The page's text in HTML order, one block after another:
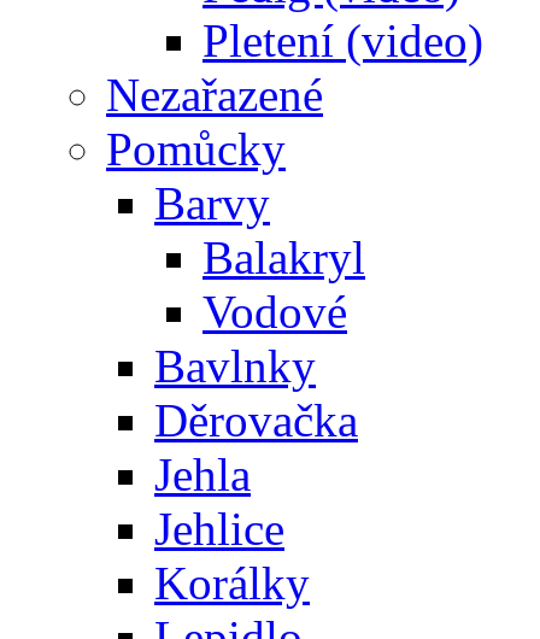
Pletení (video)
Nezařazené
Pomůcky
Barvy
Balakryl
Vodové
Bavlnky
Děrovačka
Jehla
Jehlice
Korálky